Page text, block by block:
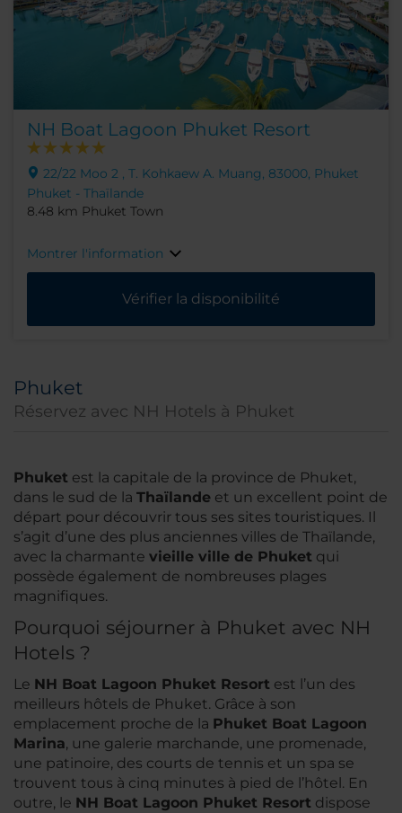
NH Boat Lagoon Phuket Resort
22/22 Moo 2 , T. Kohkaew A. Muang, 83000, Phuket
Phuket - Thaïlande
8.48 km Phuket Town
Montrer l'information
Vérifier la disponibilité
Phuket
Réservez avec NH Hotels à Phuket
Phuket est la capitale de la province de Phuket,
dans le sud de la Thaïlande et un excellent point de
départ pour découvrir tous ses sites touristiques. Il
s’agit d’une des plus anciennes villes de Thaïlande,
avec la charmante vieille ville de Phuket qui
possède également de nombreuses plages
magnifiques.
Pourquoi séjourner à Phuket avec NH
Hotels ?
Le NH Boat Lagoon Phuket Resort est l’un des
meilleurs hôtels de Phuket. Grâce à son
emplacement proche de la Phuket Boat Lagoon
Marina, une galerie marchande, une promenade,
une patinoire, des courts de tennis et un spa se
trouvent tous à cinq minutes à pied de l’hôtel. En
outre, le NH Boat Lagoon Phuket Resort dispose